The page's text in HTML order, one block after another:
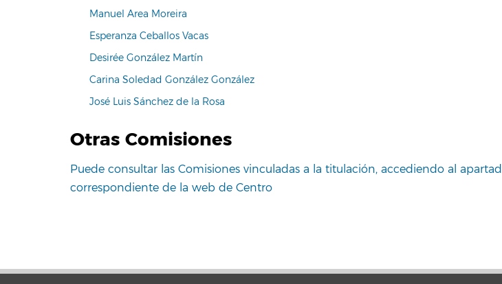
Manuel Area Moreira
Esperanza Ceballos Vacas
Desirée González Martín
Carina Soledad González González
José Luis Sánchez de la Rosa
Otras Comisiones
Puede consultar las Comisiones vinculadas a la titulación, accediendo al
correspondiente de la web de Centro